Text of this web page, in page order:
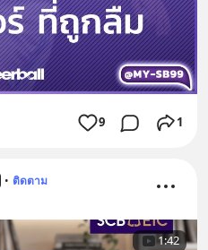
9 1
• ติดตาม
1:42